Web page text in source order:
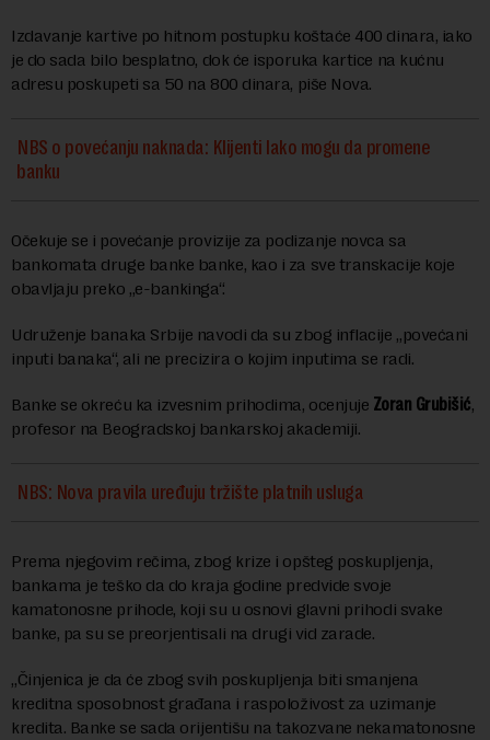
Izdavanje kartive po hitnom postupku koštaće 400 dinara, iako
je do sada bilo besplatno, dok će isporuka kartice na kućnu
adresu poskupeti sa 50 na 800 dinara, piše Nova.
NBS o povećanju naknada: Klijenti lako mogu da promene
banku
Očekuje se i povećanje provizije za podizanje novca sa
bankomata druge banke banke, kao i za sve transkacije koje
obavljaju preko „e-bankinga“.
Udruženje banaka Srbije navodi da su zbog inflacije „povećani
inputi banaka“, ali ne precizira o kojim inputima se radi.
Banke se okreću ka izvesnim prihodima, ocenjuje Zoran Grubišić,
profesor na Beogradskoj bankarskoj akademiji.
NBS: Nova pravila uređuju tržište platnih usluga
Prema njegovim rečima, zbog krize i opšteg poskupljenja,
bankama je teško da do kraja godine predvide svoje
kamatonosne prihode, koji su u osnovi glavni prihodi svake
banke, pa su se preorjentisali na drugi vid zarade.
„Činjenica je da će zbog svih poskupljenja biti smanjena
kreditna sposobnost građana i raspoloživost za uzimanje
kredita. Banke se sada orijentišu na takozvane nekamatonosne